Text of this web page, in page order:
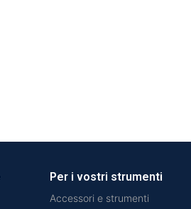
Per i vostri strumenti
Accessori e strumenti